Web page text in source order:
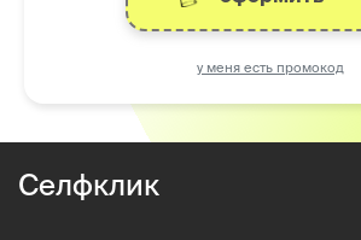
у меня есть промокод
Селфклик